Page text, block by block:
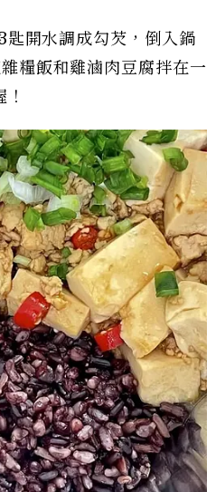
開水調成勾芡，倒入鍋
糧飯和雞滷肉豆腐拌在一